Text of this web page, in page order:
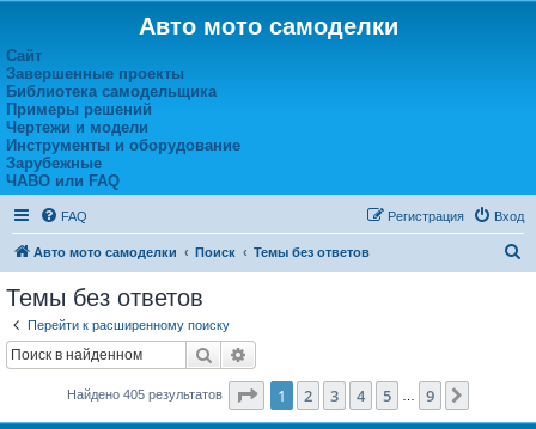
Авто мото самоделки
Сайт
Завершенные проекты
Библиотека самодельщика
Примеры решений
Чертежи и модели
Инструменты и оборудование
Зарубежные
ЧАВО или FAQ
FAQ Вход
Регистрация
Авто мото самоделки Поиск Темы без ответов
Темы без ответов
Перейти к расширенному поиску
Поиск
Найдено 405 результатов Страница из
1 2 3 4 5 9